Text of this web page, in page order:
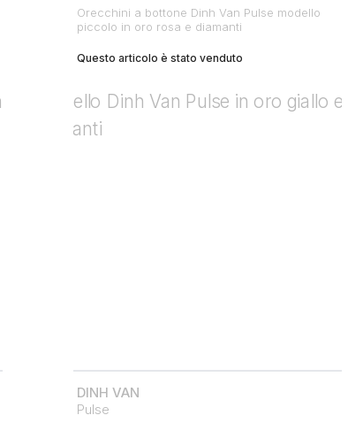
Orecchini a bottone Dinh Van Pulse modello
piccolo in oro rosa e diamanti
Questo articolo è stato venduto
DINH VAN
Pulse